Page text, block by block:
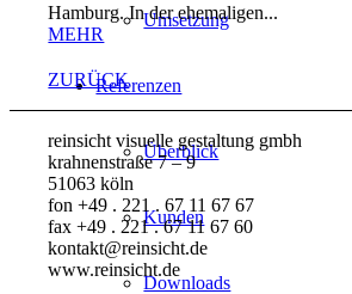
Umsetzung
Referenzen
Überblick
Kunden
Downloads
Hamburg. In der ehemaligen...
MEHR
ZURÜCK
reinsicht visuelle gestaltung gmbh
krahnenstraße 7 – 9
51063 köln
fon +49 . 221 . 67 11 67 67
fax +49 . 221 . 67 11 67 60
kontakt@reinsicht.de
www.reinsicht.de